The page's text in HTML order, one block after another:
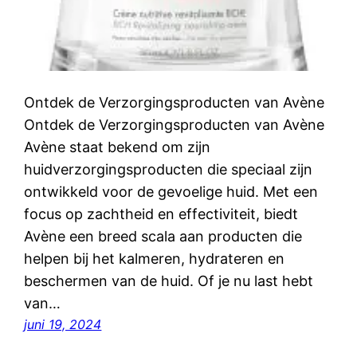
Ontdek de Verzorgingsproducten van Avène
Ontdek de Verzorgingsproducten van Avène
Avène staat bekend om zijn
huidverzorgingsproducten die speciaal zijn
ontwikkeld voor de gevoelige huid. Met een
focus op zachtheid en effectiviteit, biedt
Avène een breed scala aan producten die
helpen bij het kalmeren, hydrateren en
beschermen van de huid. Of je nu last hebt
van…
juni 19, 2024